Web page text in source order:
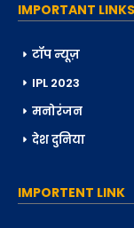
IMPORTANT LINKS
टॉप न्यूज़
IPL 2023
मनोरंजन
देश दुनिया
IMPORTENT LINK